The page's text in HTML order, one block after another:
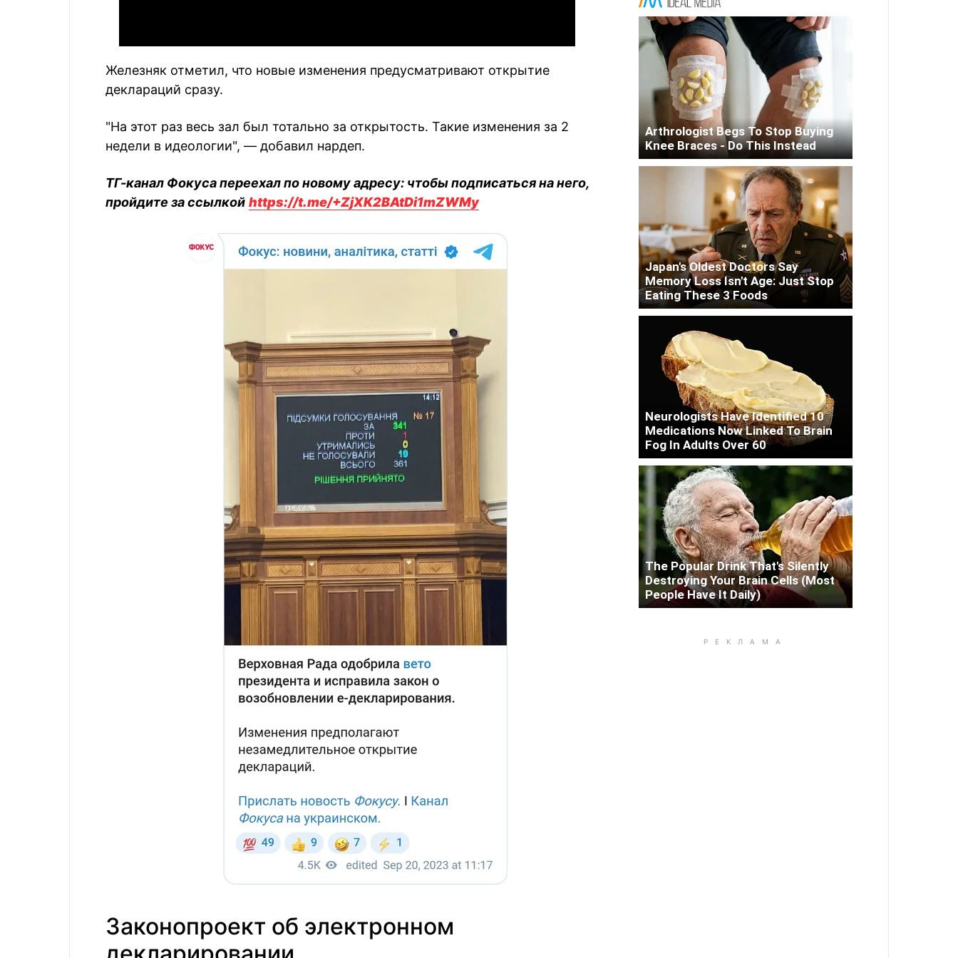
Железняк отметил, что новые изменения предусматривают открытие
деклараций сразу.
"На этот раз весь зал был тотально за открытость. Такие изменения за 2
недели в идеологии", — добавил нардеп.
ТГ-канал Фокуса переехал по новому адресу: чтобы подписаться на него,
пройдите за ссылкой https://t.me/+ZjXK2BAtDi1mZWMy
Законопроект об электронном